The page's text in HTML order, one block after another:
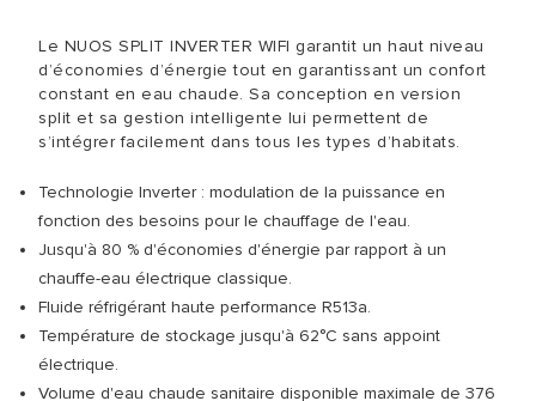
Le NUOS SPLIT INVERTER WIFI garantit un haut niveau
d’économies d’énergie tout en garantissant un confort
constant en eau chaude. Sa conception en version
split et sa gestion intelligente lui permettent de
s’intégrer facilement dans tous les types d’habitats.
Technologie Inverter : modulation de la puissance en
fonction des besoins pour le chauffage de l'eau.
Jusqu'à 80 % d'économies d'énergie par rapport à un
chauffe-eau électrique classique.
Fluide réfrigérant haute performance R513a.
Température de stockage jusqu'à 62°C sans appoint
électrique.
Volume d'eau chaude sanitaire disponible maximale de 376